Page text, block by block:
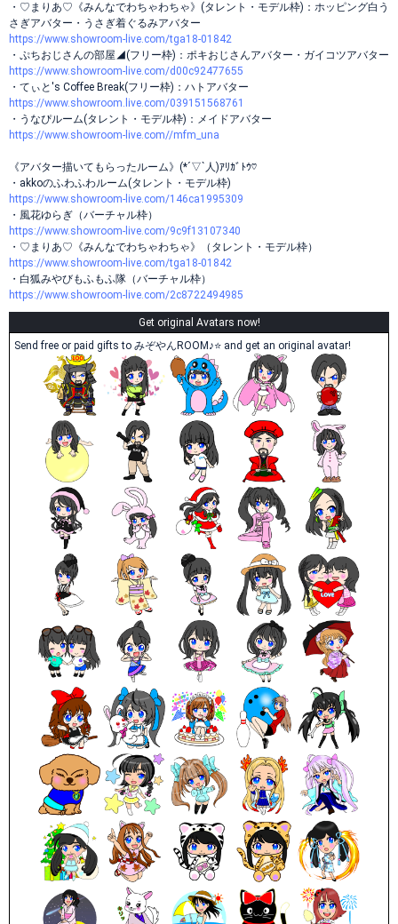
・♡まりあ♡《みんなでわちゃわちゃ》(タレント・モデル枠)：ホッピング白う
さぎアバター・うさぎ着ぐるみアバター
https://www.showroom-live.com/tga18-01842
・ぷちおじさんの部屋◢(フリー枠)：ポキおじさんアバター・ガイコツアバター
https://www.showroom-live.com/d00c92477655
・てぃと's Coffee Break(フリー枠)：ハトアバター
https://www.showroom.live.com/039151568761
・うなぴルーム(タレント・モデル枠)：メイドアバター
https://www.showroom-live.com//mfm_una
《アバター描いてもらったルーム》(*´▽`人)ｱﾘｶﾞﾄｳ♡
・akkoのふわふわルーム(タレント・モデル枠)
https://www.showroom-live.com/146ca1995309
・風花ゆらぎ（バーチャル枠）
https://www.showroom-live.com/9c9f13107340
・♡まりあ♡《みんなでわちゃわちゃ》（タレント・モデル枠）
https://www.showroom-live.com/tga18-01842
・白狐みやびもふもふ隊（バーチャル枠）
https://www.showroom-live.com/2c8722494985
Get original Avatars now!
Send free or paid gifts to みぞやんROOM♪⭐️ and get an original avatar!